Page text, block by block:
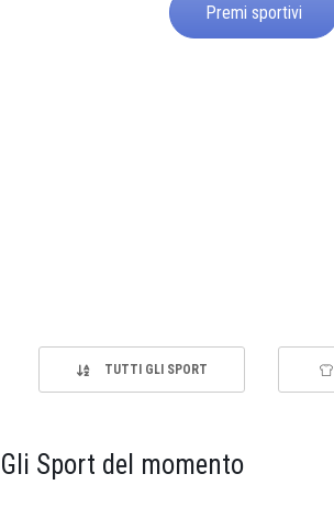
Premi sportivi
TUTTI GLI SPORT
Gli Sport del momento